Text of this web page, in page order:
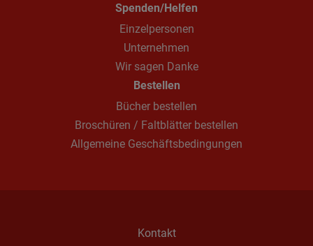
Spenden/Helfen
Einzelpersonen
Unternehmen
Wir sagen Danke
Bestellen
Bücher bestellen
Broschüren / Faltblätter bestellen
Allgemeine Geschäftsbedingungen
Kontakt